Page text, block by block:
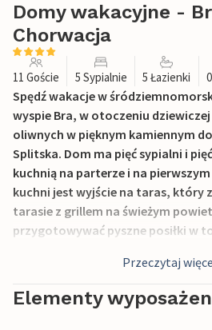
Domy wakacyjne -
Chorwacja
11 Goście 5 Sypialnie 5 Łazienki
Spędź wakacje w
wyspie Bra, w otoczeniu
oliwnych w pięknym kamiennym
Splitska. Dom ma pięć sypialni i
kuchnią na parterze i na
kuchni jest wyjście na taras, który
tarasie z grillem na świeżym
przygotowywać pyszne posiłki w
wzrokiem ciekawskich.
odwiedzenie piaszczystej zatoki
się około 5 kilometrów od obiektu,
Przeczytaj
Elementy